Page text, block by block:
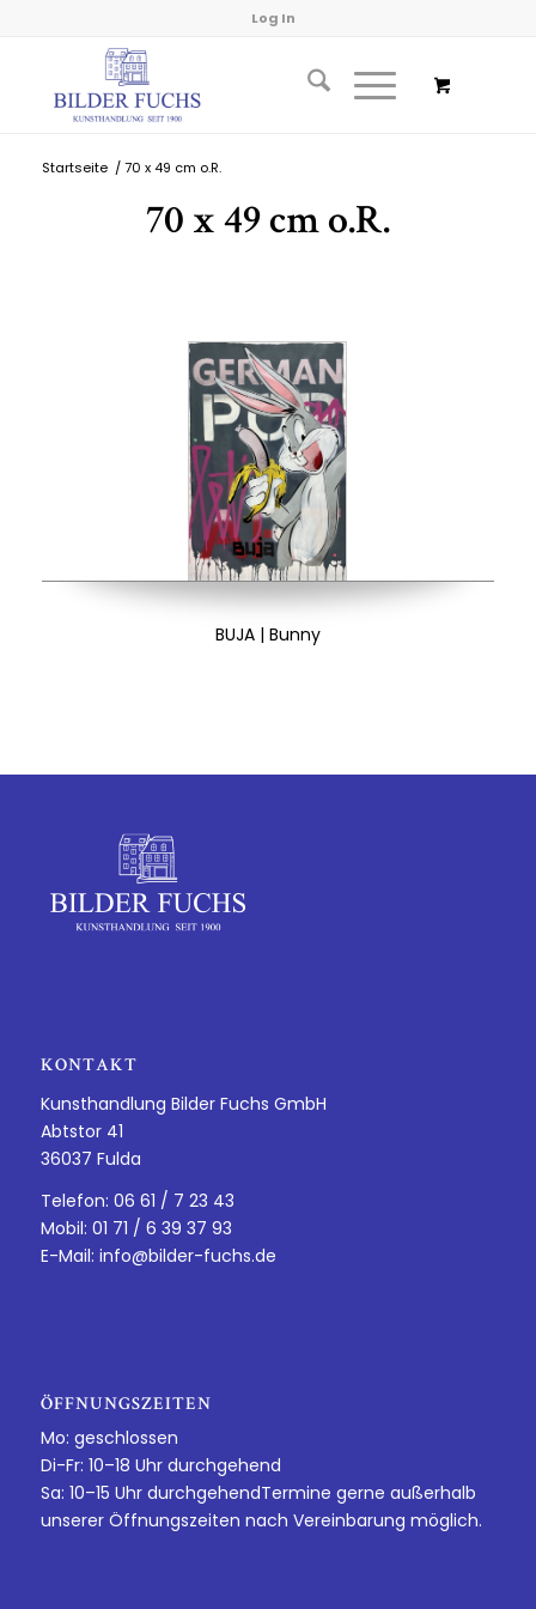
Log In
Startseite / 70 x 49 cm o.R.
70 x 49 cm o.R.
BUJA | Bunny
KONTAKT
Kunsthandlung Bilder Fuchs GmbH
Abtstor 41
36037 Fulda
Telefon: 06 61 / 7 23 43
Mobil: 01 71 / 6 39 37 93
E-Mail: info@bilder-fuchs.de
ÖFFNUNGSZEITEN
Mo: geschlossen
Di-Fr: 10–18 Uhr durchgehend
Sa: 10–15 Uhr durchgehendTermine gerne außerhalb
unserer Öffnungszeiten nach Vereinbarung möglich.